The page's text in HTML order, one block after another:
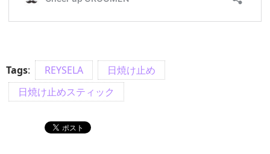
Tags: REYSELA
日焼け止め
日焼け止めスティック